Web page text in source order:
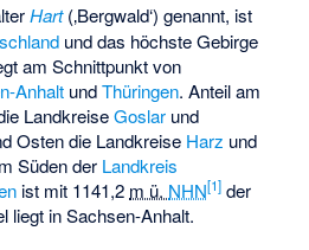
Hart(‚Bergwald‘) genannt, ist
und das höchste Gebirge
am Schnittpunkt von
Anhalt undThüringen. Anteil am
LandkreiseGoslar und
Osten die Landkreise Harz und
Süden der Landkreis
ist mit 1141,2 m ü. NHN[1] der
liegt in Sachsen-Anhalt.